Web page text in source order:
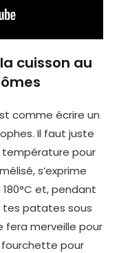
cuisson au
comme écrire un
Il faut juste
pour
s’exprime
et, pendant
tes patates sous
fera merveille pour
pour